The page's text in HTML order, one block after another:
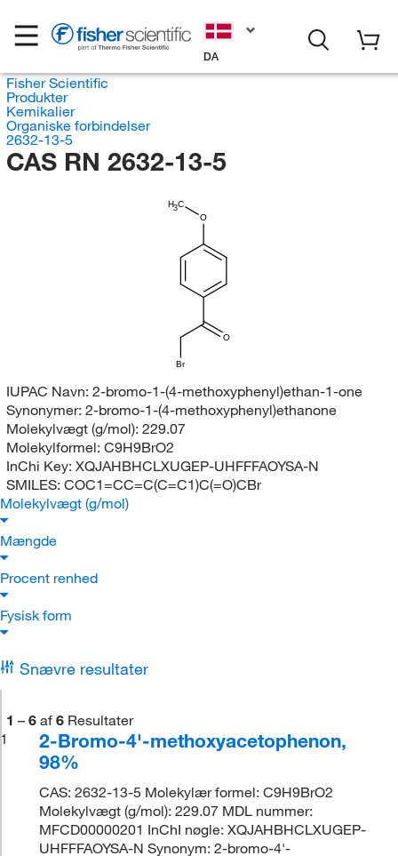
DA
Fisher Scientific
Produkter
Kemikalier
Organiske forbindelser
2632-13-5
CAS RN 2632-13-5
H3C
O
O
Br
IUPAC Navn: 2-bromo-1-(4-methoxyphenyl)ethan-1-one
Synonymer: 2-bromo-1-(4-methoxyphenyl)ethanone
Molekylvægt (g/mol): 229.07
Molekylformel: C9H9BrO2
InChi Key: XQJAHBHCLXUGEP-UHFFFAOYSA-N
SMILES: COC1=CC=C(C=C1)C(=O)CBr
Molekylvægt (g/mol)
Mængde
Procent renhed
Fysisk form
Snævre resultater
1 – 6 af 6 Resultater
1
2-Bromo-4'-methoxyacetophenon,
98%
CAS: 2632-13-5 Molekylær formel: C9H9BrO2
Molekylvægt (g/mol): 229.07 MDL nummer:
MFCD00000201 InChI nøgle: XQJAHBHCLXUGEP-
UHFFFAOYSA-N Synonym: 2-bromo-4'-